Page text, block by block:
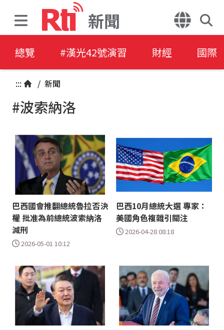
新聞
總覽 #漢光42號演習 財經 國際
::: / 新聞
#波索納洛
巴西國會推翻總統魯拉否決
權 批准為前總統波索納洛
減刑
2026-05-01 10:12
巴西10月總統大選 專家：
美國角色複雜引關注
2026-04-28 08:18